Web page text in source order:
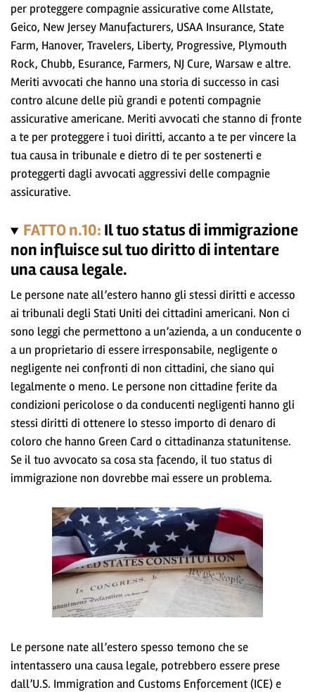
per proteggere compagnie assicurative come Allstate,
Geico, New Jersey Manufacturers, USAA Insurance, State
Farm, Hanover, Travelers, Liberty, Progressive, Plymouth
Rock, Chubb, Esurance, Farmers, NJ Cure, Warsaw e altre.
Meriti avvocati che hanno una storia di successo in casi
contro alcune delle più grandi e potenti compagnie
assicurative americane. Meriti avvocati che stanno di fronte
a te per proteggere i tuoi diritti, accanto a te per vincere la
tua causa in tribunale e dietro di te per sostenerti e
proteggerti dagli avvocati aggressivi delle compagnie
assicurative.
FATTO n.10: Il tuo status di immigrazione
non influisce sul tuo diritto di intentare
una causa legale.
Le persone nate all’estero hanno gli stessi diritti e accesso
ai tribunali degli Stati Uniti dei cittadini americani. Non ci
sono leggi che permettono a un’azienda, a un conducente o
a un proprietario di essere irresponsabile, negligente o
negligente nei confronti di non cittadini, che siano qui
legalmente o meno. Le persone non cittadine ferite da
condizioni pericolose o da conducenti negligenti hanno gli
stessi diritti di ottenere lo stesso importo di denaro di
coloro che hanno Green Card o cittadinanza statunitense.
Se il tuo avvocato sa cosa sta facendo, il tuo status di
immigrazione non dovrebbe mai essere un problema.
Le persone nate all’estero spesso temono che se
intentassero una causa legale, potrebbero essere prese
dall’U.S. Immigration and Customs Enforcement (ICE) e